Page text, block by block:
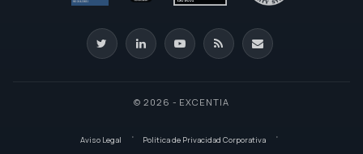
© 2026 - EXCENTIA
Aviso Legal Política de Privacidad Corporativa